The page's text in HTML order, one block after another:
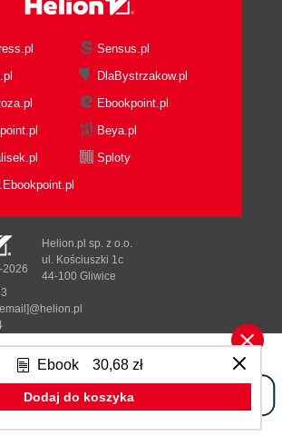
typów ogólnych (119)
(121)
interfejsów przez typ ogólny
aliasów (124)
(125)
(127)
porządki, czyli separacja
(129)
modelu (129)
klasy Wpisy (130)
modelu w aplikacji (131)
języka XML (133)
LINQ to XML (134)
danych z pliku XML (137)
do pliku XML (138)
Ebook 30,68 zł
Dodaj do koszyka
Sensus.pl
DlaBystrzakow.pl
Ebookpoint.pl
Beya.pl
Sploty
Tonik.pl
Helion.pl sp. z o.o.
ul. Kościuszki 1c
44-100 Gliwice